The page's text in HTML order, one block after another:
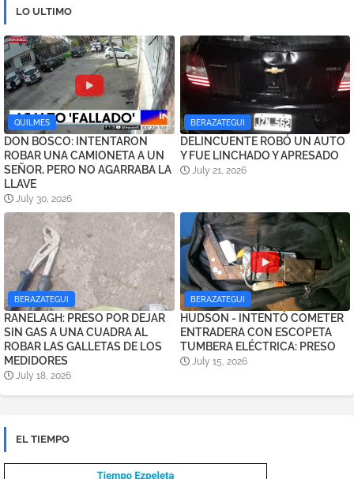
LO ULTIMO
QUILMES
DON BOSCO: INTENTARON
ROBAR UNA CAMIONETA A UN
SEÑOR, PERO NO AGARRABA LA
LLAVE
July 30, 2026
BERAZATEGUI
DELINCUENTE ROBÓ UN AUTO
Y FUE LINCHADO Y APRESADO
July 21, 2026
BERAZATEGUI
RANELAGH: PRESO POR DEJAR
SIN GAS A UNA CUADRA AL
ROBAR LAS GALLETAS DE LOS
MEDIDORES
July 18, 2026
BERAZATEGUI
HUDSON - INTENTÓ COMETER
ENTRADERA CON ESCOPETA
TUMBERA ELÉCTRICA: PRESO
July 15, 2026
EL TIEMPO